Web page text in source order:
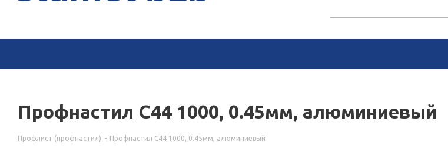
Профнастил С44 1000, 0.45мм, алюминиевый
Профлист (профнастил) - Профнастил С44 1000, 0.45мм, алюминиевый